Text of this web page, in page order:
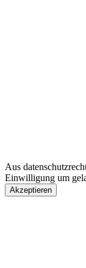
Aus
Einwilligung um
Akzeptieren